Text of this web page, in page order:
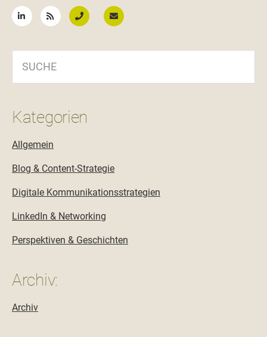
Kategorien
Allgemein
Blog & Content-Strategie
Digitale Kommunikationsstrategien
LinkedIn & Networking
Perspektiven & Geschichten
Archiv:
Archiv